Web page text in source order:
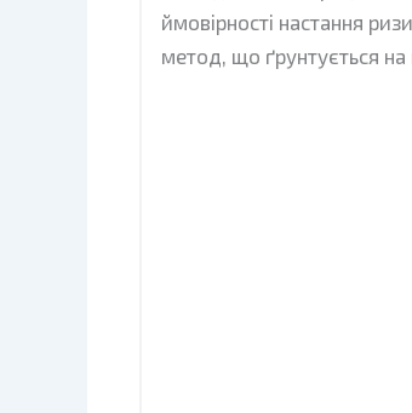
ймовірності настання
метод, що ґрунтується на